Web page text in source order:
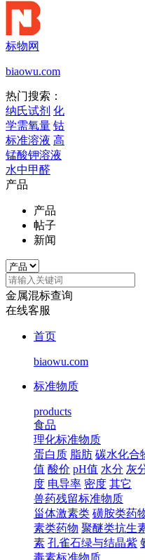
标物网
biaowu.com
热门搜索：
纳氏试剂 化
学需氧量 钴
标准溶液 高
锰酸钾溶液
水中甲醛
产品
产品
帖子
新闻
金属混标查询
在线客服
首页
biaowu.com
标准物质
products
食品
理化标准物质
蛋白质 脂肪 碳水化合
值 酸价 pH值 水分 灰
度 电导率 密度 其它
兽药残留标准物质
甾体激素类 磺胺类药
素类药物 聚醚类抗生
素 孔雀石绿与结晶紫
毒素标准物质